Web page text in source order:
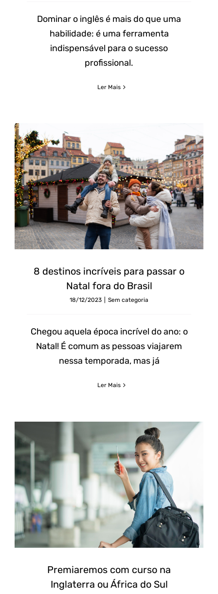
Dominar o inglês é mais do que uma
habilidade: é uma ferramenta
indispensável para o sucesso
profissional.
Ler Mais
8 destinos incríveis para passar o
Natal fora do Brasil
18/12/2023 Sem categoria
Chegou aquela época incrível do ano: o
Natal! É comum as pessoas viajarem
nessa temporada, mas já
Ler Mais
Premiaremos com curso na
Inglaterra ou África do Sul